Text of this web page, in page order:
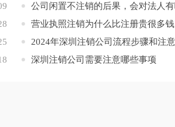
公司闲置不注销的后果，会对法人
营业执照注销为什么比注册贵很多钱
2024年深圳注销公司流程步骤和注
深圳注销公司需要注意哪些事项